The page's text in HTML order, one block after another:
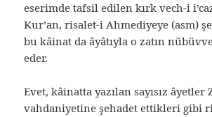
eserimde tafsil edilen kırk vech-i
Kur’an, risalet-i Ahmediyeye (asm)
bu kâinat da âyâtıyla o zatın
eder.
Evet, kâinatta yazılan sayısız âyetler
vahdaniyetine şehadet ettikleri gibi